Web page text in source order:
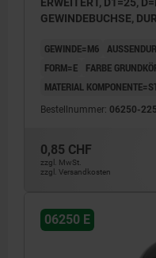
ERWEITERT, D1=25,
GEWINDEBUCHSE,
GEWINDE=M6
FORM=E
FARBE
MATERIAL
Bestellnummer: 06250-
0,85 CHF
zzgl. MwSt.
zzgl. Versandkosten
06250 E